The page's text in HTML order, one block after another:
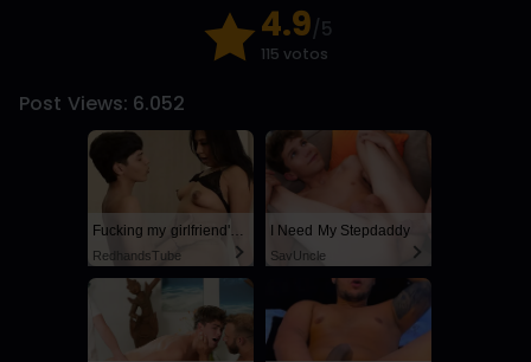
4.9/5
115 votos
Post Views: 6.052
Fucking my girlfriend's hot mommy by mistake
RedhandsTube
I Need My Stepdaddy
SayUncle